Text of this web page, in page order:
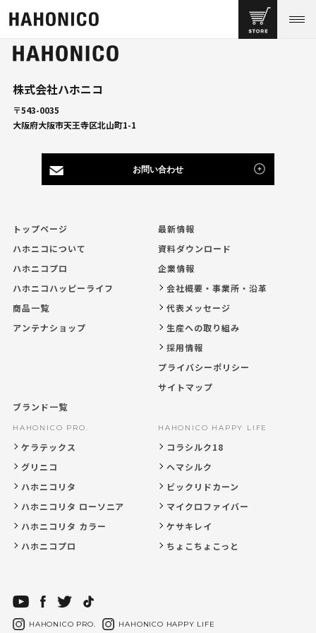
株式会社ハホニコ
〒543-0035
大阪府大阪市天王寺区北山町1-1
お問い合わせ
トップページ
ハホニコについて
ハホニコプロ
ハホニコハッピーライフ
商品一覧
アンテナショップ
ブランド一覧
HAHONICO PRO.
ケラテックス
グリニコ
ハホニコリタ
ハホニコリタ ローソニア
ハホニコリタ カラー
ハホニコプロ
HAHONICO HAPPY LIFE
コラシルク18
ヘマシルク
ビックリドカーン
マイクロファイバー
ケサキレイ
ちょこちょこっと
最新情報
資料ダウンロード
企業情報
会社概要・事業所・沿革
代表メッセージ
生産への取り組み
採用情報
プライバシーポリシー
サイトマップ
HAHONICO PRO. HAHONICO HAPPY LIFE